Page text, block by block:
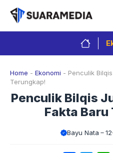
Langsung
isi
Home - Ekonomi - Penculik
Terungkap!
Penculik Bilqis
Fakta
Bayu Nata